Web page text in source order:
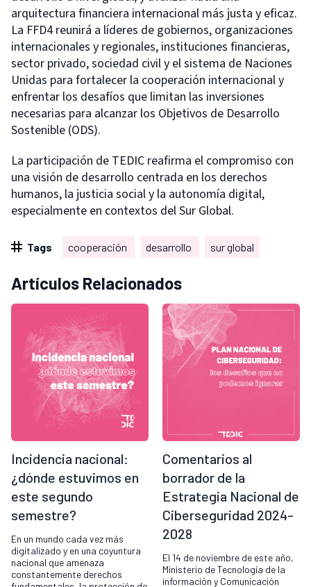
arquitectura financiera internacional más justa y eficaz.
La FFD4 reunirá a líderes de gobiernos, organizaciones
internacionales y regionales, instituciones financieras,
sector privado, sociedad civil y el sistema de Naciones
Unidas para fortalecer la cooperación internacional y
enfrentar los desafíos que limitan las inversiones
necesarias para alcanzar los Objetivos de Desarrollo
Sostenible (ODS).
La participación de TEDIC reafirma el compromiso con
una visión de desarrollo centrada en los derechos
humanos, la justicia social y la autonomía digital,
especialmente en contextos del Sur Global.
Tags cooperación desarrollo sur global
Artículos Relacionados
Incidencia nacional:
¿dónde estuvimos en
este segundo
semestre?
En un mundo cada vez más
digitalizado y en una coyuntura
nacional que amenaza
constantemente derechos
Comentarios al
borrador de la
Estrategia Nacional de
Ciberseguridad 2024-
2028
El 14 de noviembre de este año,
Ministerio de Tecnología de la
información y Comunicación